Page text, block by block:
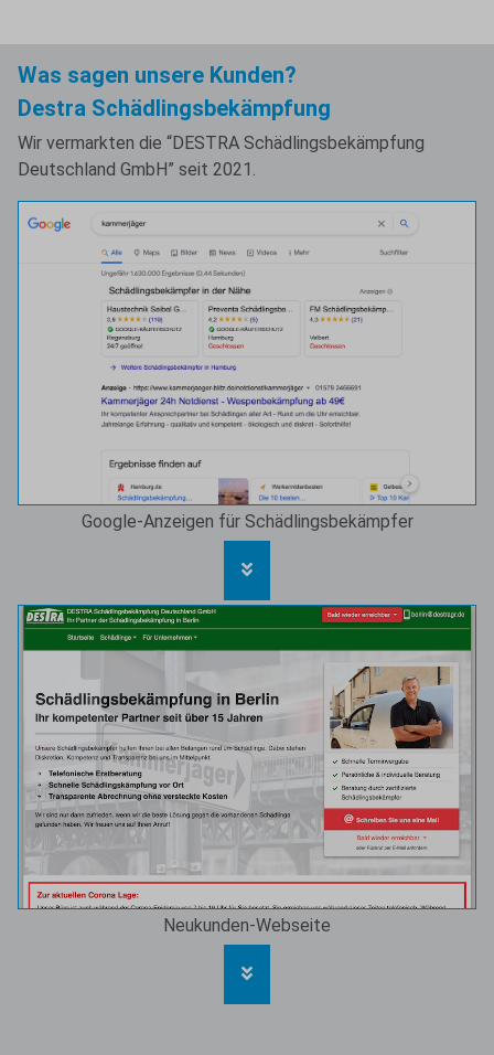
Was sagen unsere Kunden?
Destra Schädlingsbekämpfung
Wir vermarkten die “DESTRA Schädlingsbekämpfung
Deutschland GmbH” seit 2021.
Google-Anzeigen für Schädlingsbekämpfer
Neukunden-Webseite